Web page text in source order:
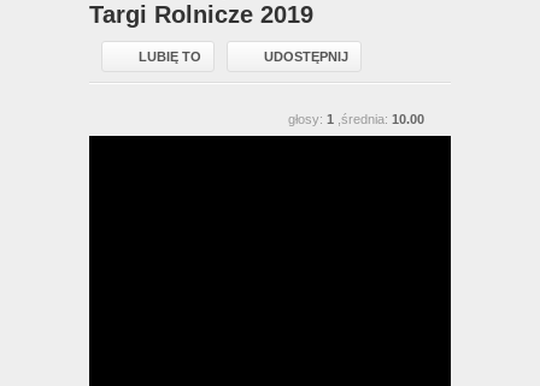
Targi Rolnicze 2019
LUBIĘ TO UDOSTĘPNIJ
głosy: 1 ,średnia: 10.00